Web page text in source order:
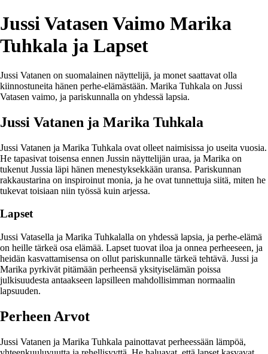
Jussi Vatasen Vaimo Marika
Tuhkala ja Lapset
Jussi Vatanen on suomalainen näyttelijä, ja monet saattavat olla
kiinnostuneita hänen perhe-elämästään. Marika Tuhkala on Jussi
Vatasen vaimo, ja pariskunnalla on yhdessä lapsia.
Jussi Vatanen ja Marika Tuhkala
Jussi Vatanen ja Marika Tuhkala ovat olleet naimisissa jo useita vuosia.
He tapasivat toisensa ennen Jussin näyttelijän uraa, ja Marika on
tukenut Jussia läpi hänen menestyksekkään uransa. Pariskunnan
rakkaustarina on inspiroinut monia, ja he ovat tunnettuja siitä, miten he
tukevat toisiaan niin työssä kuin arjessa.
Lapset
Jussi Vatasella ja Marika Tuhkalalla on yhdessä lapsia, ja perhe-elämä
on heille tärkeä osa elämää. Lapset tuovat iloa ja onnea perheeseen, ja
heidän kasvattamisensa on ollut pariskunnalle tärkeä tehtävä. Jussi ja
Marika pyrkivät pitämään perheensä yksityiselämän poissa
julkisuudesta antaakseen lapsilleen mahdollisimman normaalin
lapsuuden.
Perheen Arvot
Jussi Vatanen ja Marika Tuhkala painottavat perheessään lämpöä,